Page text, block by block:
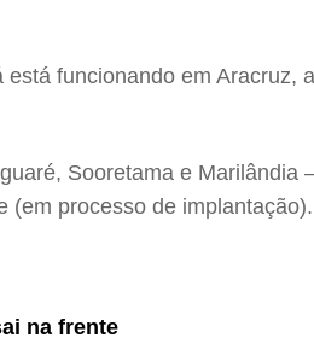
funcionando em Aracruz,
Sooretama e Marilândia
(em processo de implantação).
na frente